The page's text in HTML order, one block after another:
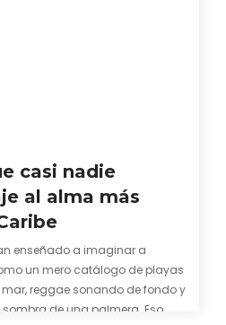
casi nadie
al alma más
enseñado a imaginar a
un mero catálogo de playas
mar, reggae sonando de fondo y
de una palmera. Eso